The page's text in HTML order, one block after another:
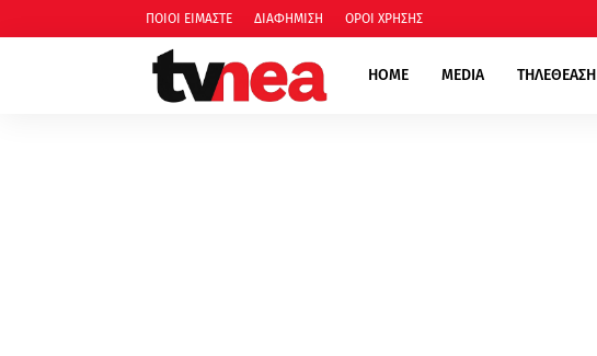
ΠΟΙΟΙ ΕΙΜΑΣΤΕ ΔΙΑΦΗΜΙΣΗ ΟΡΟΙ ΧΡΗΣΗΣ
HOME MEDIA ΤΗΛΕΘΕΑΣΗ